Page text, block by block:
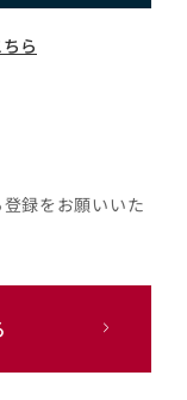
ら
録をお願いいた